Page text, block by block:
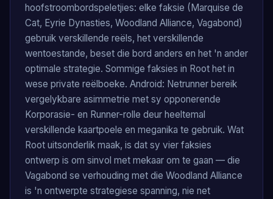
hoofstroombordspeletjies: elke faksie (Marquise de
Cat, Eyrie Dynasties, Woodland Alliance, Vagabond)
gebruik verskillende reëls, het verskillende
wentoestande, beset die bord anders en het 'n ander
optimale strategie. Sommige faksies in Root het in
wese private reëlboeke. Android: Netrunner bereik
vergelykbare asimmetrie met sy opponerende
Korporasie- en Runner-rolle deur heeltemal
verskillende kaartpoele en meganika te gebruik. Wat
Root uitsonderlik maak, is dat sy vier faksies
ontwerp is om sinvol met mekaar om te gaan — die
Vagabond se verhouding met die Woodland Alliance
is 'n ontwerpte strategiese spanning, nie net